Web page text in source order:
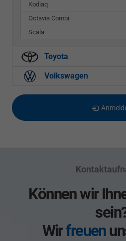
Kodiaq
Octavia Combi
Scala
Toyota
Volkswagen
Können wir
Wirfreuen